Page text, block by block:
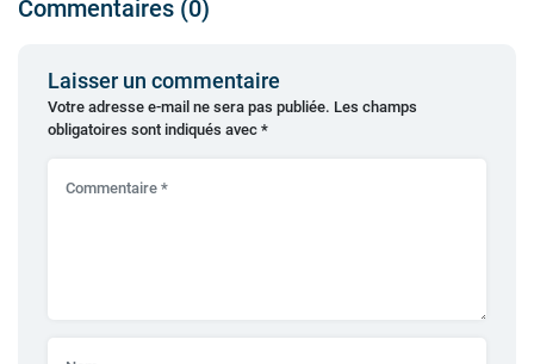
Commentaires (0)
Laisser un commentaire
Votre adresse e-mail ne sera pas publiée. Les champs
obligatoires sont indiqués avec *